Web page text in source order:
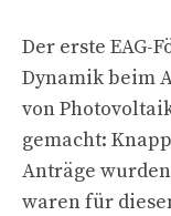
Der erste EAG-
Dynamik beim
von
gemacht:
Anträge
waren für